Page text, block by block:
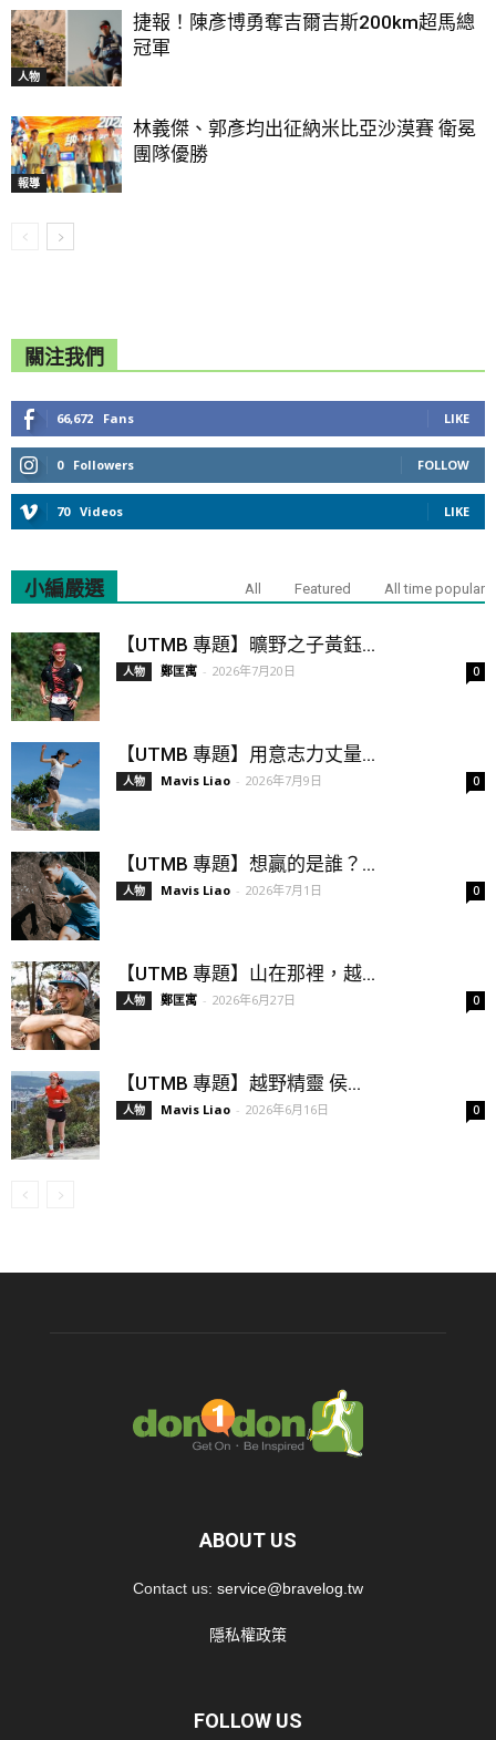
人物
捷報！陳彥博勇奪吉爾吉斯200km超馬總
冠軍
報導
林義傑、郭彥均出征納米比亞沙漠賽 衛冕
團隊優勝
關注我們
66,672 Fans LIKE
0 Followers FOLLOW
70 Videos LIKE
小編嚴選 All Featured All time popular
【UTMB 專題】曠野之子黃鈺...
人物 鄭匡寓 - 2026年7月20日 0
【UTMB 專題】用意志力丈量...
人物 Mavis Liao - 2026年7月9日 0
【UTMB 專題】想贏的是誰？...
人物 Mavis Liao - 2026年7月1日 0
【UTMB 專題】山在那裡，越...
人物 鄭匡寓 - 2026年6月27日 0
【UTMB 專題】越野精靈 侯...
人物 Mavis Liao - 2026年6月16日 0
ABOUT US
Contact us: service@bravelog.tw
隱私權政策
FOLLOW US